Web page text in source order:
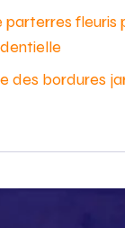
parterres fleuris
des bordures